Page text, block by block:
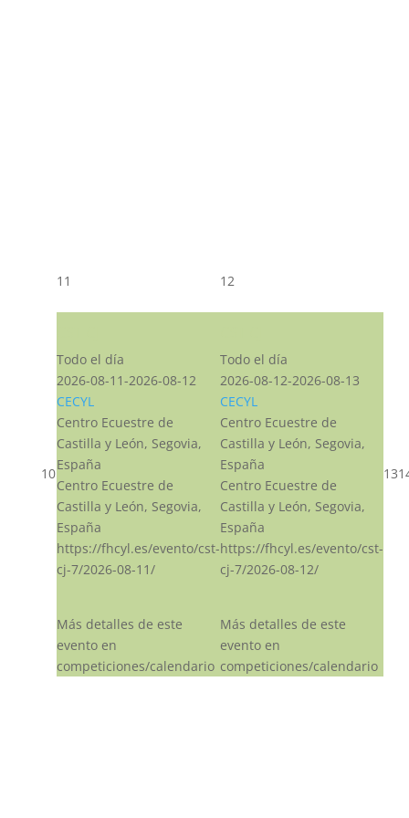
10
11
Todo el día
2026-08-11-2026-08-12
CECYL
Centro Ecuestre de
Castilla y León, Segovia,
España
Centro Ecuestre de
Castilla y León, Segovia,
España
https://fhcyl.es/evento/cst-
cj-7/2026-08-11/
Más detalles de este
evento en
competiciones/calendario
12
Todo el día
2026-08-12-2026-08-13
CECYL
Centro Ecuestre de
Castilla y León, Segovia,
España
Centro Ecuestre de
Castilla y León, Segovia,
España
https://fhcyl.es/evento/cst-
cj-7/2026-08-12/
Más detalles de este
evento en
competiciones/calendario
13